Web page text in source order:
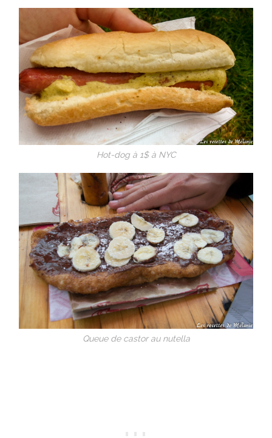
Hot-dog à 1$ à NYC
Queue de castor au nutella